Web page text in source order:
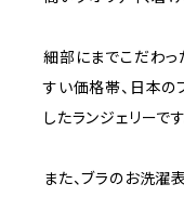
細部にまでこだわっ
すい価格帯、日本の
したランジェリーです
また、ブラのお洗濯